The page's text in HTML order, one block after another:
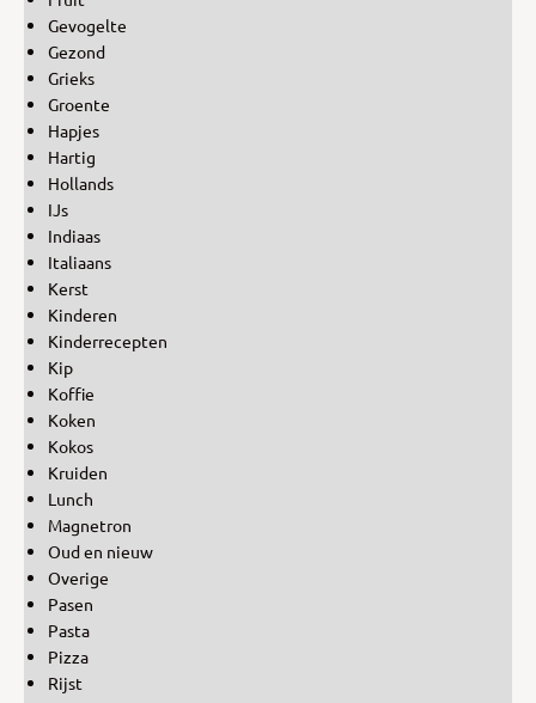
Gevogelte
Gezond
Grieks
Groente
Hapjes
Hartig
Hollands
IJs
Indiaas
Italiaans
Kerst
Kinderen
Kinderrecepten
Kip
Koffie
Koken
Kokos
Kruiden
Lunch
Magnetron
Oud en nieuw
Overige
Pasen
Pasta
Pizza
Rijst